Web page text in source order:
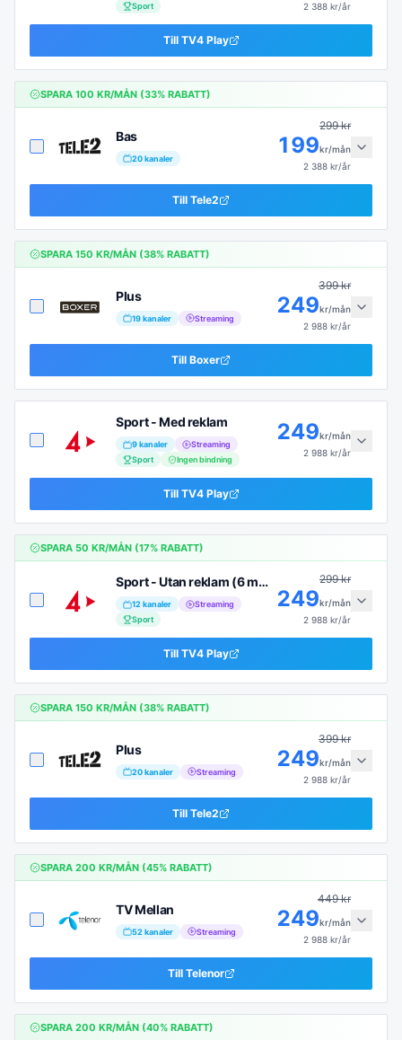
Sport
2 388 kr/år
Till TV4 Play
SPARA 100 KR/MÅN (33% RABATT)
Bas
20kanaler
299kr
199kr/mån
2 388 kr/år
Till Tele2
SPARA 150 KR/MÅN (38% RABATT)
Plus
19kanaler Streaming
399kr
249kr/mån
2 988 kr/år
Till Boxer
Sport - Med reklam
9kanaler
Streaming
Sport
Ingen bindning
249kr/mån
2 988 kr/år
Till TV4 Play
SPARA 50 KR/MÅN (17% RABATT)
Sport - Utan reklam (6 mån)
12 kanaler
Streaming
Sport
299kr
249kr/mån
2 988 kr/år
Till TV4 Play
SPARA 150 KR/MÅN (38% RABATT)
Plus
20kanaler Streaming
399kr
249kr/mån
2 988 kr/år
Till Tele2
SPARA 200 KR/MÅN (45% RABATT)
TV Mellan
52 kanaler Streaming
449kr
249kr/mån
2 988 kr/år
Till Telenor
SPARA 200 KR/MÅN (40% RABATT)